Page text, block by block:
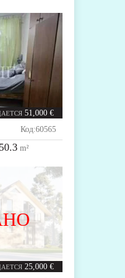
51,000 €
Код:60565
50.3m²
25,000 €